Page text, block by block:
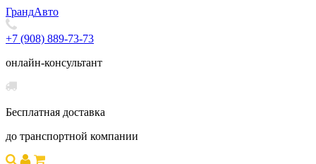
ГрандАвто
+7 (908) 889-73-73
онлайн-консультант
Бесплатная доставка
до транспортной компании